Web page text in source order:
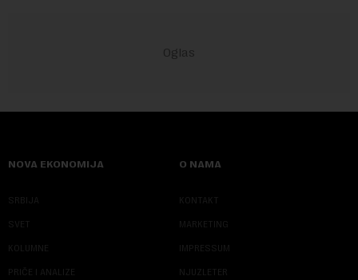
NOVA EKONOMIJA
SRBIJA
SVET
KOLUMNE
PRIČE I ANALIZE
O NAMA
KONTAKT
MARKETING
IMPRESSUM
NJUZLETER